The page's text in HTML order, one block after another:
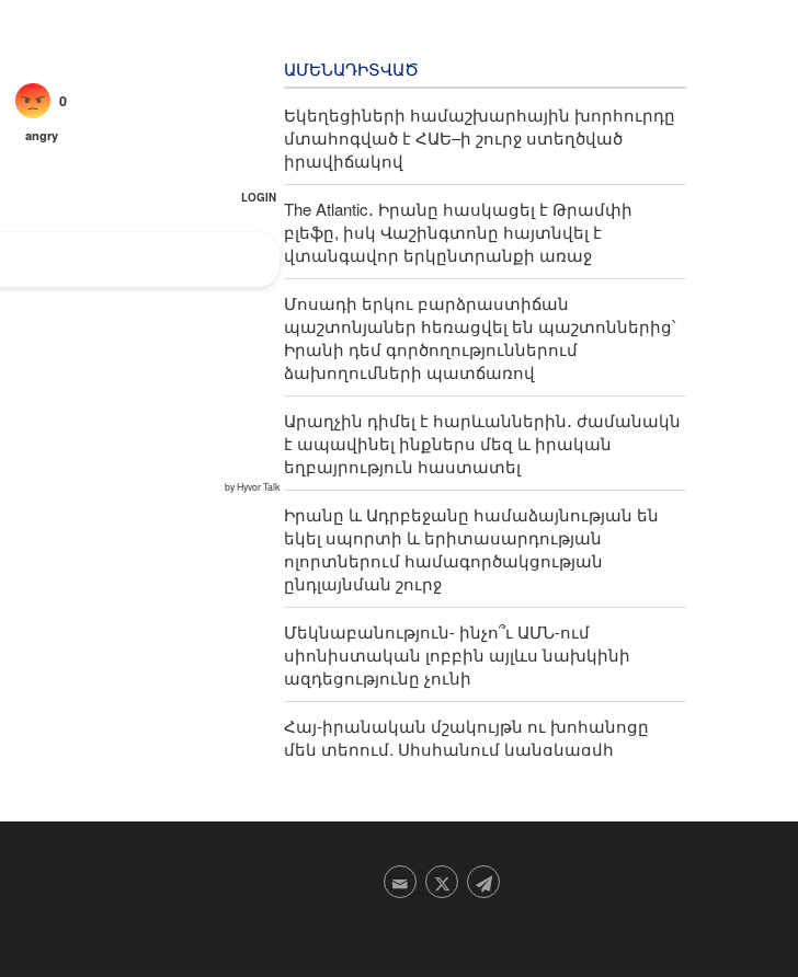
ԱՄԵՆԱԴԻՏՎԱԾ
Եկեղեցիների համաշխարհային խորհուրդը
մտահոգված է ՀԱԵ–ի շուրջ ստեղծված
իրավիճակով
The Atlantic․ Իրանը հասկացել է Թրամփի
բլեֆը, իսկ Վաշինգտոնը հայտնվել է
վտանգավոր երկընտրանքի առաջ
Մոսադի երկու բարձրաստիճան
պաշտոնյաներ հեռացվել են պաշտոններից՝
Իրանի դեմ գործողություններում
ձախողումների պատճառով
Արաղչին դիմել է հարևաններին․ ժամանակն
է ապավինել ինքներս մեզ և իրական
եղբայրություն հաստատել
Իրանը և Ադրբեջանը համաձայնության են
եկել սպորտի և երիտասարդության
ոլորտներում համագործակցության
ընդլայնման շուրջ
Մեկնաբանություն- ինչո՞ւ ԱՄՆ-ում
սիոնիստական լոբբին այլևս նախկինի
ազդեցությունը չունի
Հայ-իրանական մշակույթն ու խոհանոցը
մեկ տեղում. Սիսիանում կանցկացվի
Փեզեշքյան. Իրանի՝ պատերազմին
առաջնորդը․ Մենք կանգնած ենք մինչև վերջ